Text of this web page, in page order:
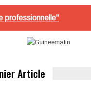
professionnelle"
Article